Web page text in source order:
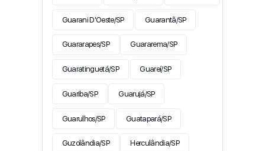
Guarani D'Oeste/SP Guarantã/SP
Guararapes/SP Guararema/SP
Guaratinguetá/SP Guareí/SP
Guariba/SP Guarujá/SP
Guarulhos/SP Guatapará/SP
Guzolândia/SP Herculândia/SP